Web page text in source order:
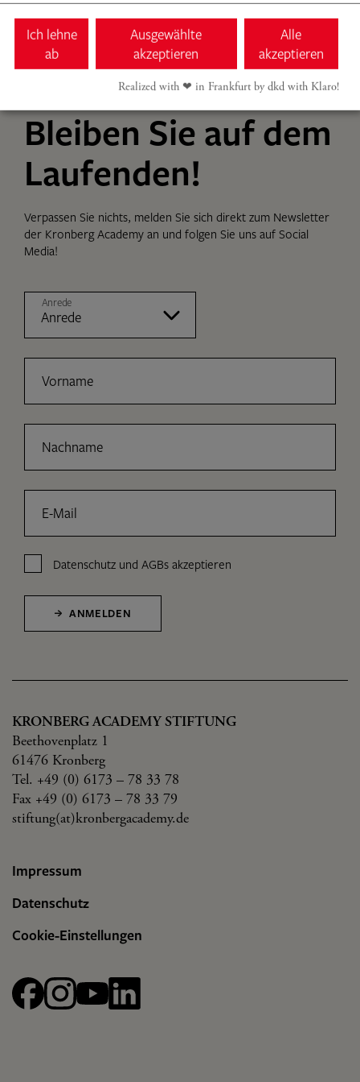
Bleiben Sie auf dem
Laufenden!
Verpassen Sie nichts, melden Sie sich direkt zum Newsletter
der Kronberg Academy an und folgen Sie uns auf Social
Media!
Anrede
Vorname
Nachname
E-Mail
Datenschutz undAGBs akzeptieren
ANMELDEN
KRONBERG ACADEMY STIFTUNG
Beethovenplatz 1
61476 Kronberg
Tel. +49 (0) 6173 – 78 33 78
Fax +49 (0) 6173 – 78 33 79
stiftung(at)kronbergacademy.de
Impressum
Datenschutz
Cookie-Einstellungen
FacebookInstagramYouTubelinkedin
Ich lehne
ab
Ausgewählte
akzeptieren
Alle
akzeptieren
Realized with ❤︎ in Frankfurt by dkd with Klaro!